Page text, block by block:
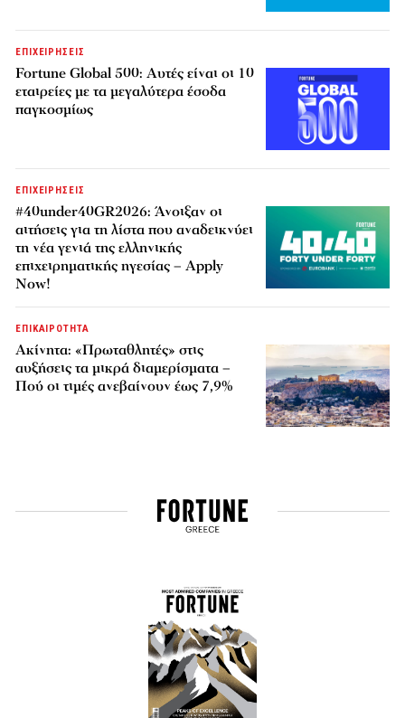
ΕΠΙΧΕΙΡΗΣΕΙΣ
Fortune Global 500: Αυτές είναι οι 10
εταιρείες με τα μεγαλύτερα έσοδα
παγκοσμίως
ΕΠΙΧΕΙΡΗΣΕΙΣ
#40under40GR2026: Άνοιξαν οι
αιτήσεις για τη λίστα που αναδεικνύει
τη νέα γενιά της ελληνικής
επιχειρηματικής ηγεσίας – Apply
Now!
ΕΠΙΚΑΙΡΟΤΗΤΑ
Ακίνητα: «Πρωταθλητές» στις
αυξήσεις τα μικρά διαμερίσματα –
Πού οι τιμές ανεβαίνουν έως 7,9%